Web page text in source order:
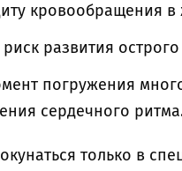
кровообращения
риск развития
погружения
сердечного
только в